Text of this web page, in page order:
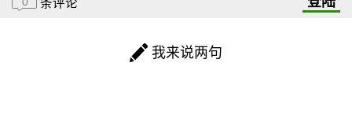
我来说两句